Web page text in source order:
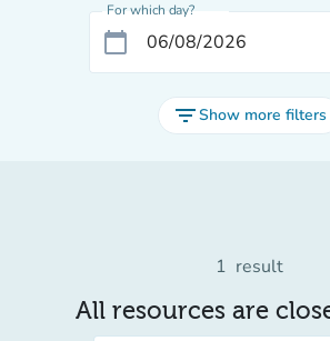
For which day?
calendar_today
filter_listShow more filters
1 result
All resources are